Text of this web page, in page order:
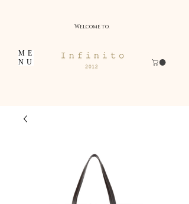
ME
NU
Welcome to.